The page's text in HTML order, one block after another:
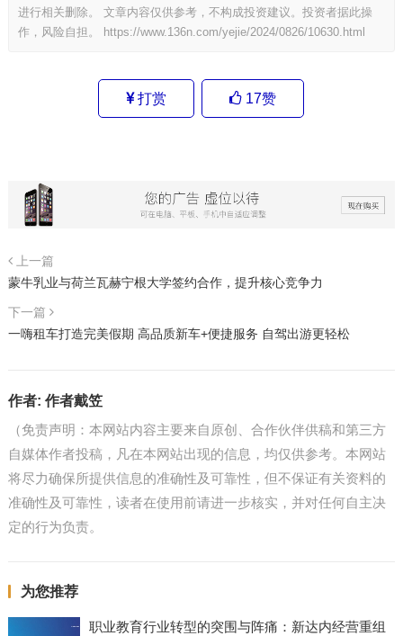
进行相关删除。 文章内容仅供参考，不构成投资建议。投资者据此操
作，风险自担。
https://www.136n.com/yejie/2024/0826/10630.html
打赏 17赞
上一篇
蒙牛乳业与荷兰瓦赫宁根大学签约合作，提升核心竞争力
下一篇
一嗨租车打造完美假期 高品质新车+便捷服务 自驾出游更轻松
作者: 作者戴笠
（免责声明：本网站内容主要来自原创、合作伙伴供稿和第三方
自媒体作者投稿，凡在本网站出现的信息，均仅供参考。本网站
将尽力确保所提供信息的准确性及可靠性，但不保证有关资料的
准确性及可靠性，读者在使用前请进一步核实，并对任何自主决
定的行为负责。
为您推荐
职业教育行业转型的突围与阵痛：新达内经营重组